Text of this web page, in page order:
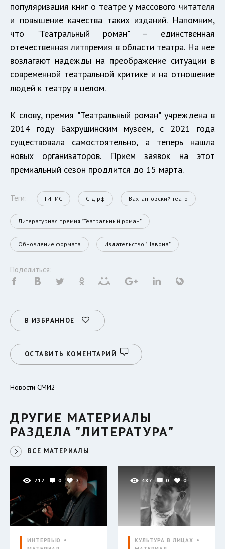
популяризация книг о театре у массового читателя
и повышение качества таких изданий. Напомним,
что "Театральный роман" – единственная
отечественная литпремия в области театра. На нее
возлагают надежды на преображение ситуации в
современной театральной критике и на отношение
людей к театру в целом.
К слову, премия "Театральный роман" учреждена в
2014 году Бахрушинским музеем, с 2021 года
существовала самостоятельно, а теперь нашла
новых организаторов. Прием заявок на этот
премиальный сезон продлится до 15 марта.
Теги: ГИТИС Стд рф Вахтанговский театр
Литературная премия "Театральный роман"
Обновление формата Издательство "Навона"
Поделиться:
В ИЗБРАННОЕ
ОСТАВИТЬ КОМЕНТАРИЙ
Новости СМИ2
ДРУГИЕ МАТЕРИАЛЫ
РАЗДЕЛА "ЛИТЕРАТУРА"
ВСЕ МАТЕРИАЛЫ
717 0 2
ИНТЕРВЬЮ
487 0 0
КУЛЬТУРА В ЛИЦАХ